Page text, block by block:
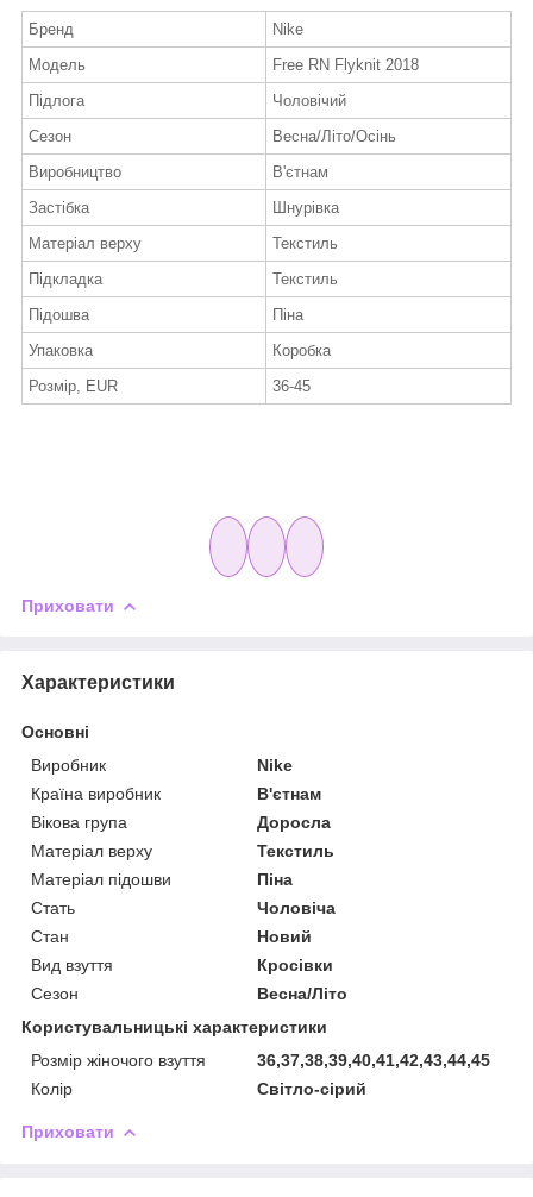
Бренд
Nike
Модель
Free RN Flyknit 2018
Підлога
Чоловічий
Сезон
Весна/Літо/Осінь
Виробництво
В'єтнам
Застібка
Шнурівка
Матеріал верху
Текстиль
Підкладка
Текстиль
Підошва
Піна
Упаковка
Коробка
Розмір, EUR
36-45
Приховати
Характеристики
Основні
Виробник
Nike
Країна виробник
В'єтнам
Вікова група
Доросла
Матеріал верху
Текстиль
Матеріал підошви
Піна
Стать
Чоловіча
Стан
Новий
Вид взуття
Кросівки
Сезон
Весна/Літо
Користувальницькі характеристики
Розмір жіночого взуття
36,37,38,39,40,41,42,43,44,45
Колір
Світло-сірий
Приховати